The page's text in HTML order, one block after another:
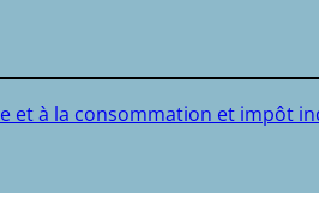
et à la consommation et impôt